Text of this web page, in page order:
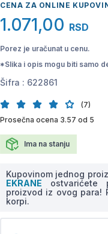
CENA ZA ONLINE
1.071,00 RSD
Porez je uračunat u cenu.
*Slika i opis mogu biti samo
Šifra : 622861
(7)
Prosečna ocena 3.57 od 5
Ima na stanju
Kupovinom jednog
EKRANE
proizvod iz ovog para!
korpi.